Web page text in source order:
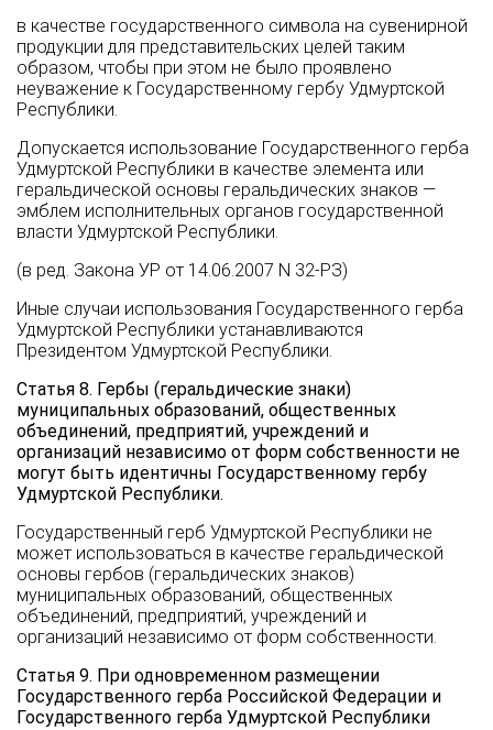
в качестве государственного символа на сувенирной
продукции для представительских целей таким
образом, чтобы при этом не было проявлено
неуважение к Государственному гербу Удмуртской
Республики.
Допускается использование Государственного герба
Удмуртской Республики в качестве элемента или
геральдической основы геральдических знаков —
эмблем исполнительных органов государственной
власти Удмуртской Республики.
(в ред. Закона УР от 14.06.2007 N 32-РЗ)
Иные случаи использования Государственного герба
Удмуртской Республики устанавливаются
Президентом Удмуртской Республики.
Статья 8. Гербы (геральдические знаки)
муниципальных образований, общественных
объединений, предприятий, учреждений и
организаций независимо от форм собственности не
могут быть идентичны Государственному гербу
Удмуртской Республики.
Государственный герб Удмуртской Республики не
может использоваться в качестве геральдической
основы гербов (геральдических знаков)
муниципальных образований, общественных
объединений, предприятий, учреждений и
организаций независимо от форм собственности.
Статья 9. При одновременном размещении
Государственного герба Российской Федерации и
Государственного герба Удмуртской Республики